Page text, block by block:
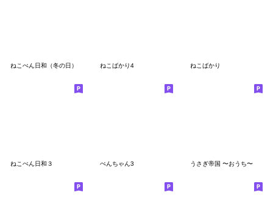
ねこぺん日和（冬の日） ねこばかり4 ねこばかり
ねこぺん日和３ ぺんちゃん3 うさぎ帝国 〜おうち〜